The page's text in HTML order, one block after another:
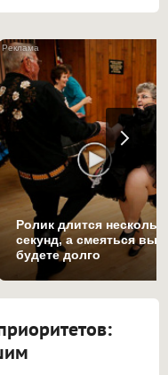
Ролик длится
секунд, а смеяться вы
будете долго